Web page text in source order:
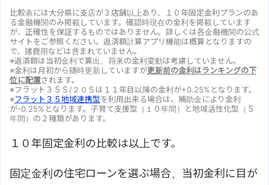
比較表には大分県に支店が３店舗以上あり、１０年固定金利プランのあ
る金融機関のみ掲載しています。確認時現在の金利を掲載しています
が、正確性を保証するものではありません。詳しくは各金融機関の公式
サイトをご参照ください。返済額計算アプリ機能は概算となりますの
で、諸費用などは含まれていません。
※返済額は当初金利で算出。将来の金利変動は考慮していません。
※金利は月初から随時更新していますが更新前の金利はランキングの下
位に配置されます。
※フラット３５Ｓ/２０Ｓは１１年目以降の金利が+0.25%となります。
※フラット３５地域連携型 を利用出来る場合は、補助金により金利
が-0.25%となります。子育て支援型（１０年間）と地域活性化型（５
年間）の２種類があります。
１０年固定金利の比較は以上です。
固定金利の住宅ローンを選ぶ場合、当初金利に目が